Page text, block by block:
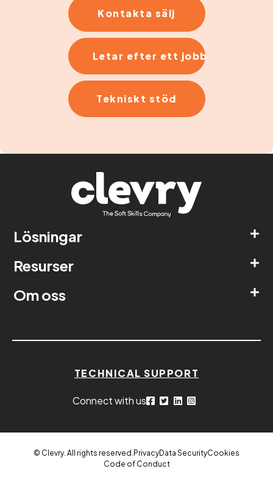
Kontakta sälj
Letar efter ett jobb
Tekniskt stöd
Lösningar
Resurser
Om oss
TECHNICAL SUPPORT
Connect with us
© Clevry. All rights reserved. PrivacyData SecurityCookies
Code of Conduct